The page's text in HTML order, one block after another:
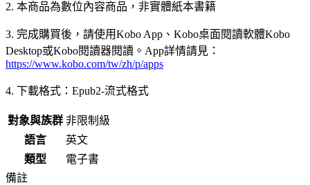
2. 本商品為數位內容商品，非實體紙本書籍
3. 完成購買後，請使用Kobo App、Kobo桌面閱讀軟體Kobo
Desktop或Kobo閱讀器閱讀。App詳情請見：
https://www.kobo.com/tw/zh/p/apps
4. 下載格式：Epub2-流式格式
對象與族群 非限制級
語言
英文
類型
電子書
備註